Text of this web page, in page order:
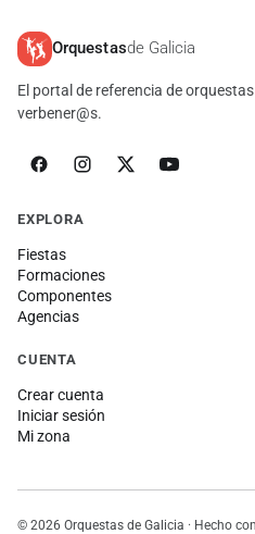
Orquestasde Galicia
El portal de referencia de
verbener@s.
EXPLORA
Fiestas
Formaciones
Componentes
Agencias
CUENTA
Crear cuenta
Iniciar sesión
Mi zona
© 2026 Orquestas de Galicia · Hecho